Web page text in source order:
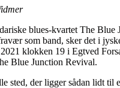
blues-kvartet The Blue
som band, sker det i
klokken 19 i Egtved
Blue Junction Revival.
sted, der ligger sådan lidt til